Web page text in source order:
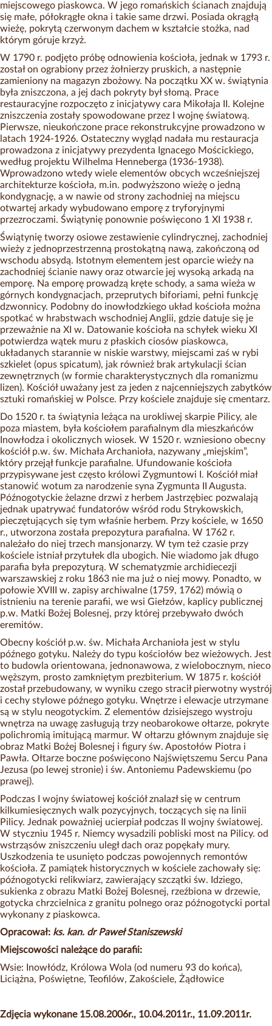
miejscowego piaskowca. W jego romańskich ścianach znajdują
się małe, półokrągłe okna i takie same drzwi. Posiada okrągłą
wieżę, pokrytą czerwonym dachem w kształcie stożka, nad
którym góruje krzyż.
W 1790 r. podjęto próbę odnowienia kościoła, jednak w 1793 r.
został on ograbiony przez żołnierzy pruskich, a następnie
zamieniony na magazyn zbożowy. Na początku XX w. świątynia
była zniszczona, a jej dach pokryty był słomą. Prace
restauracyjne rozpoczęto z inicjatywy cara Mikołaja II. Kolejne
zniszczenia zostały spowodowane przez I wojnę światową.
Pierwsze, nieukończone prace rekonstrukcyjne prowadzono w
latach 1924-1926. Ostateczny wygląd nadała mu restauracja
prowadzona z inicjatywy prezydenta Ignacego Mościckiego,
według projektu Wilhelma Henneberga (1936-1938).
Wprowadzono wtedy wiele elementów obcych wcześniejszej
architekturze kościoła, m.in. podwyższono wieżę o jedną
kondygnację, a w nawie od strony zachodniej na miejscu
otwartej arkady wybudowano emporę z tryforyjnymi
przezroczami. Świątynię ponownie poświęcono 1 XI 1938 r.
Świątynię tworzy osiowe zestawienie cylindrycznej, zachodniej
wieży z jednoprzestrzenną prostokątną nawą, zakończoną od
wschodu absydą. Istotnym elementem jest oparcie wieży na
zachodniej ścianie nawy oraz otwarcie jej wysoką arkadą na
emporę. Na emporę prowadzą kręte schody, a sama wieża w
górnych kondygnacjach, przeprutych biforiami, pełni funkcję
dzwonnicy. Podobny do inowłodzkiego układ kościoła można
spotkać w hrabstwach wschodniej Anglii, gdzie datuje się je
przeważnie na XI w. Datowanie kościoła na schyłek wieku XI
potwierdza wątek muru z płaskich ciosów piaskowca,
układanych starannie w niskie warstwy, miejscami zaś w rybi
szkielet (opus spicatum), jak również brak artykulacji ścian
zewnętrznych (w formie charakterystycznych dla romanizmu
lizen). Kościół uważany jest za jeden z najcenniejszych zabytków
sztuki romańskiej w Polsce. Przy kościele znajduje się cmentarz.
Do 1520 r. ta świątynia leżąca na urokliwej skarpie Pilicy, ale
poza miastem, była kościołem parafialnym dla mieszkańców
Inowłodza i okolicznych wiosek. W 1520 r. wzniesiono obecny
kościół p.w. św. Michała Archanioła, nazywany „miejskim”,
który przejął funkcje parafialne. Ufundowanie kościoła
przypisywane jest często królowi Zygmuntowi I. Kościół miał
stanowić wotum za narodzenie syna Zygmunta II Augusta.
Późnogotyckie żelazne drzwi z herbem Jastrzębiec pozwalają
jednak upatrywać fundatorów wśród rodu Strykowskich,
pieczętujących się tym właśnie herbem. Przy kościele, w 1650
r., utworzona została prepozytura parafialna. W 1762 r.
należało do niej trzech mansjonarzy. W tym też czasie przy
kościele istniał przytułek dla ubogich. Nie wiadomo jak długo
parafia była prepozyturą. W schematyzmie archidiecezji
warszawskiej z roku 1863 nie ma już o niej mowy. Ponadto, w
połowie XVIII w. zapisy archiwalne (1759, 1762) mówią o
istnieniu na terenie parafii, we wsi Giełzów, kaplicy publicznej
p.w. Matki Bożej Bolesnej, przy której przebywało dwóch
eremitów.
Obecny kościół p.w. św. Michała Archanioła jest w stylu
późnego gotyku. Należy do typu kościołów bez wieżowych. Jest
to budowla orientowana, jednonawowa, z wielobocznym, nieco
węższym, prosto zamkniętym prezbiterium. W 1875 r. kościół
został przebudowany, w wyniku czego stracił pierwotny wystrój
i cechy stylowe późnego gotyku. Wnętrze i elewacje utrzymane
są w stylu neogotyckim. Z elementów dzisiejszego wystroju
wnętrza na uwagę zasługują trzy neobarokowe ołtarze, pokryte
polichromią imitującą marmur. W ołtarzu głównym znajduje się
obraz Matki Bożej Bolesnej i figury św. Apostołów Piotra i
Pawła. Ołtarze boczne poświęcono Najświętszemu Sercu Pana
Jezusa (po lewej stronie) i św. Antoniemu Padewskiemu (po
prawej).
Podczas I wojny światowej kościół znalazł się w centrum
kilkumiesięcznych walk pozycyjnych, toczących się na linii
Pilicy. Jednak poważniej ucierpiał podczas II wojny światowej.
W styczniu 1945 r. Niemcy wysadzili pobliski most na Pilicy. od
wstrząsów zniszczeniu uległ dach oraz popękały mury.
Uszkodzenia te usunięto podczas powojennych remontów
kościoła. Z pamiątek historycznych w kościele zachowały się:
późnogotycki relikwiarz, zawierający szczątki św. Idziego,
sukienka z obrazu Matki Bożej Bolesnej, rzeźbiona w drzewie,
gotycka chrzcielnica z granitu polnego oraz późnogotycki portal
wykonany z piaskowca.
Opracował: ks. kan. dr Paweł Staniszewski
Miejscowości należące do parafii:
Wsie: Inowłódz, Królowa Wola (od numeru 93 do końca),
Liciążna, Poświętne, Teofilów, Zakościele, Żądłowice
Zdjęcia wykonane 15.08.2006r., 10.04.2011r., 11.09.2011r.